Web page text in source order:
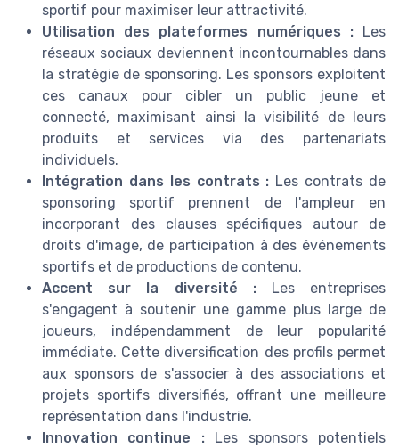
sportif pour maximiser leur attractivité.
Utilisation des plateformes numériques :Les
réseaux sociaux deviennent incontournables dans
la stratégie de sponsoring. Les sponsors exploitent
ces canaux pour cibler un public jeune et
connecté, maximisant ainsi la visibilité de leurs
produits et services via des partenariats
individuels.
Intégration dans les contrats : Les contrats de
sponsoring sportif prennent de l'ampleur en
incorporant des clauses spécifiques autour de
droits d'image, de participation à des événements
sportifs et de productions de contenu.
Accent sur la diversité :Les entreprises
s'engagent à soutenir une gamme plus large de
joueurs, indépendamment de leur popularité
immédiate. Cette diversification des profils permet
aux sponsors de s'associer à des associations et
projets sportifs diversifiés, offrant une meilleure
représentation dans l'industrie.
Innovation continue :Les sponsors potentiels